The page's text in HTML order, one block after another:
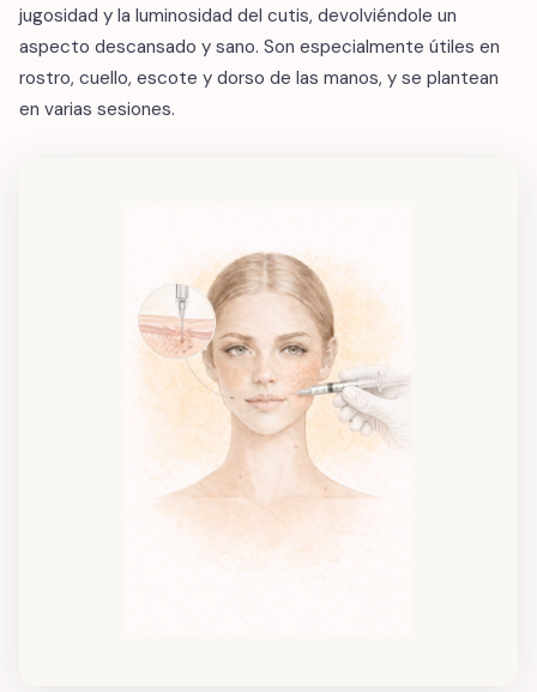
jugosidad y la luminosidad del cutis, devolviéndole un
aspecto descansado y sano. Son especialmente útiles en
rostro, cuello, escote y dorso de las manos, y se plantean
en varias sesiones.